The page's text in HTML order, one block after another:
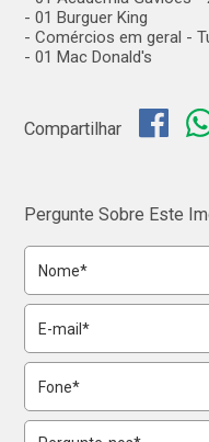
- 01 Burguer King
- Comércios em geral -
- 01 Mac Donald's
Compartilhar
Pergunte Sobre Este